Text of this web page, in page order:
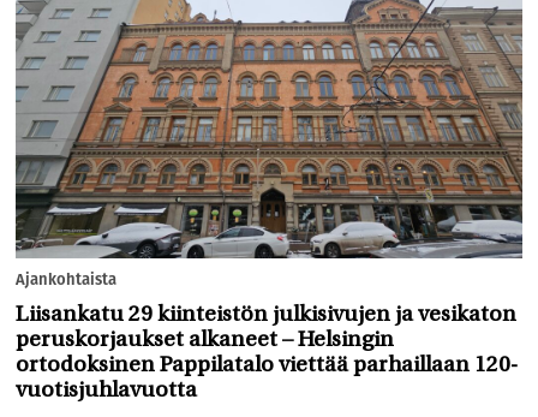
Ajankohtaista
Liisankatu 29 kiinteistön julkisivujen ja vesikaton
peruskorjaukset alkaneet – Helsingin
ortodoksinen Pappilatalo viettää parhaillaan 120-
vuotisjuhlavuotta